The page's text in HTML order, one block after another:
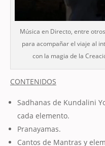
Música en Directo, entre
para acompañar el viaje al
con la magia de la
CONTENIDOS
Sadhanas de Kundalini
cada elemento.
Pranayamas.
Cantos de Mantras y